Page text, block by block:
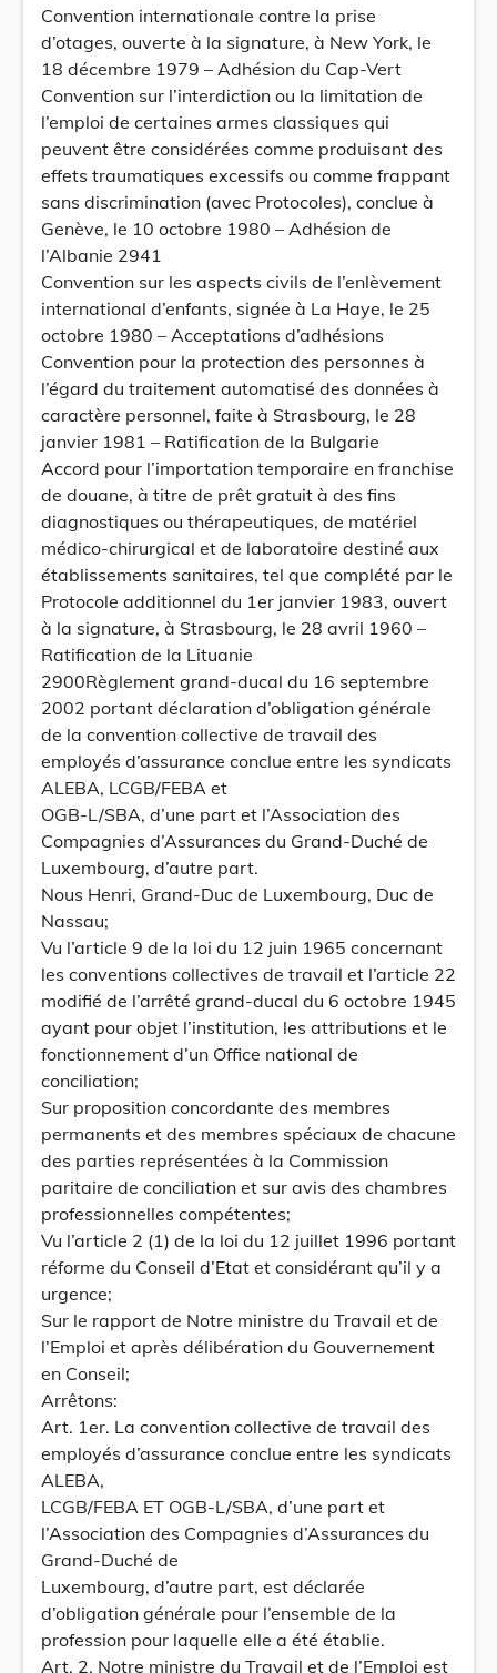
Convention internationale contre la prise
d’otages, ouverte à la signature, à New York, le
18 décembre 1979 – Adhésion du Cap-Vert
Convention sur l’interdiction ou la limitation de
l’emploi de certaines armes classiques qui
peuvent être considérées comme produisant des
effets traumatiques excessifs ou comme frappant
sans discrimination (avec Protocoles), conclue à
Genève, le 10 octobre 1980 – Adhésion de
l’Albanie 2941
Convention sur les aspects civils de l’enlèvement
international d’enfants, signée à La Haye, le 25
octobre 1980 – Acceptations d’adhésions
Convention pour la protection des personnes à
l’égard du traitement automatisé des données à
caractère personnel, faite à Strasbourg, le 28
janvier 1981 – Ratification de la Bulgarie
Accord pour l’importation temporaire en franchise
de douane, à titre de prêt gratuit à des fins
diagnostiques ou thérapeutiques, de matériel
médico-chirurgical et de laboratoire destiné aux
établissements sanitaires, tel que complété par le
Protocole additionnel du 1er janvier 1983, ouvert
à la signature, à Strasbourg, le 28 avril 1960 –
Ratification de la Lituanie
2900Règlement grand-ducal du 16 septembre
2002 portant déclaration d’obligation générale
de la convention collective de travail des
employés d’assurance conclue entre les syndicats
ALEBA, LCGB/FEBA et
OGB-L/SBA, d’une part et l’Association des
Compagnies d’Assurances du Grand-Duché de
Luxembourg, d’autre part.
Nous Henri, Grand-Duc de Luxembourg, Duc de
Nassau;
Vu l’article 9 de la loi du 12 juin 1965 concernant
les conventions collectives de travail et l’article 22
modifié de l’arrêté grand-ducal du 6 octobre 1945
ayant pour objet l’institution, les attributions et le
fonctionnement d’un Office national de
conciliation;
Sur proposition concordante des membres
permanents et des membres spéciaux de chacune
des parties représentées à la Commission
paritaire de conciliation et sur avis des chambres
professionnelles compétentes;
Vu l’article 2 (1) de la loi du 12 juillet 1996 portant
réforme du Conseil d’Etat et considérant qu’il y a
urgence;
Sur le rapport de Notre ministre du Travail et de
l’Emploi et après délibération du Gouvernement
en Conseil;
Arrêtons:
Art. 1er. La convention collective de travail des
employés d’assurance conclue entre les syndicats
ALEBA,
LCGB/FEBA ET OGB-L/SBA, d’une part et
l’Association des Compagnies d’Assurances du
Grand-Duché de
Luxembourg, d’autre part, est déclarée
d’obligation générale pour l’ensemble de la
profession pour laquelle elle a été établie.
Art. 2. Notre ministre du Travail et de l’Emploi est